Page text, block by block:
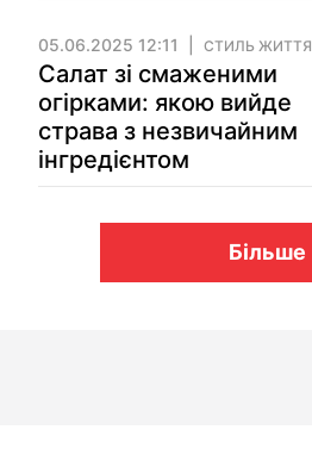
05.06.2025 12:11 СТИЛЬ ЖИТТЯ
Салат зі смаженими
огірками: якою вийде
страва з незвичайним
інгредієнтом
Більше